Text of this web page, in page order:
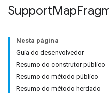
SupportMap
Nesta página
Guia do desenvolvedor
Resumo do construtor público
Resumo do método público
Resumo do método herdado